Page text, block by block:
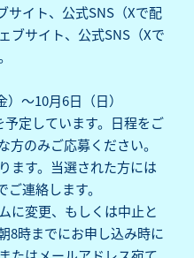
サイト、公式SNS（Xで配
ブサイト、公式SNS（Xで
～10月6日（日）
定しています。日程をご
のみご応募ください。
ます。当選された方には
連絡します。
に変更、もしくは中止と
8時までにお申し込み時に